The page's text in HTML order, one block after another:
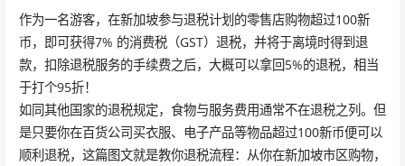
作为一名游客，在新加坡参与退税计划的零售店购物超过100新
币，即可获得7% 的消费税（GST）退税，并将于离境时得到退
款，扣除退税服务的手续费之后，大概可以拿回5%的退税，相当
于打个95折！
如同其他国家的退税规定，食物与服务费用通常不在退税之列。但
是只要你在百货公司买衣服、电子产品等物品超过100新币便可以
顺利退税，这篇图文就是教你退税流程：从你在新加坡市区购物，